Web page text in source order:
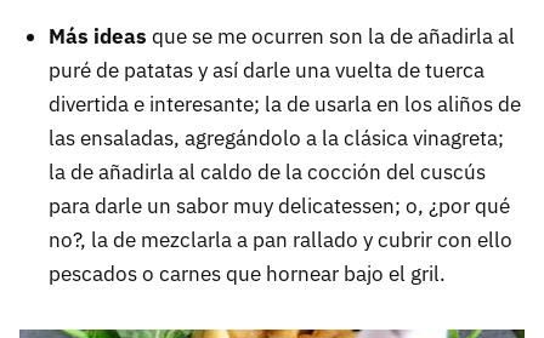
Más ideas que se me ocurren son la de añadirla al
puré de patatas y así darle una vuelta de tuerca
divertida e interesante; la de usarla en los aliños de
las ensaladas, agregándolo a la clásica vinagreta;
la de añadirla al caldo de la cocción del cuscús
para darle un sabor muy delicatessen; o, ¿por qué
no?, la de mezclarla a pan rallado y cubrir con ello
pescados o carnes que hornear bajo el gril.